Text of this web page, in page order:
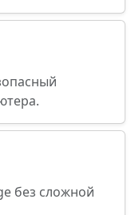
без сложной